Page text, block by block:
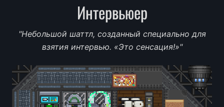
Интервьюер
"Небольшой шаттл, созданный специально для
взятия интервью. «Это сенсация!»"